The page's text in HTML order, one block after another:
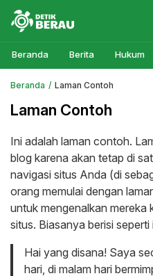
Detikberau.com
Media Diskusi Rakyat
Beranda Berita Hukum
Beranda Laman Contoh
Laman Contoh
Ini adalah laman contoh.
blog karena akan tetap di
navigasi situs Anda (di
orang memulai dengan
untuk mengenalkan mereka
situs. Biasanya berisi seperti
Hai yang disana! Saya
hari, di malam hari